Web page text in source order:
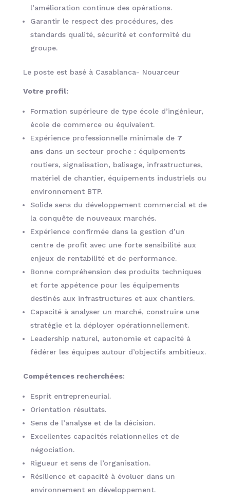
l’amélioration continue des opérations.
Garantir le respect des procédures, des
standards qualité, sécurité et conformité du
groupe.
Le poste est basé à Casablanca- Nouarceur
Votre profil:
Formation supérieure de type école d’ingénieur,
école de commerce ou équivalent.
Expérience professionnelle minimale de 7
ansdans un secteur proche : équipements
routiers, signalisation, balisage, infrastructures,
matériel de chantier, équipements industriels ou
environnement BTP.
Solide sens du développement commercial et de
la conquête de nouveaux marchés.
Expérience confirmée dans la gestion d’un
centre de profit avec une forte sensibilité aux
enjeux de rentabilité et de performance.
Bonne compréhension des produits techniques
et forte appétence pour les équipements
destinés aux infrastructures et aux chantiers.
Capacité à analyser un marché, construire une
stratégie et la déployer opérationnellement.
Leadership naturel, autonomie et capacité à
fédérer les équipes autour d’objectifs ambitieux.
Compétences recherchées:
Esprit entrepreneurial.
Orientation résultats.
Sens de l’analyse et de la décision.
Excellentes capacités relationnelles et de
négociation.
Rigueur et sens de l’organisation.
Résilience et capacité à évoluer dans un
environnement en développement.